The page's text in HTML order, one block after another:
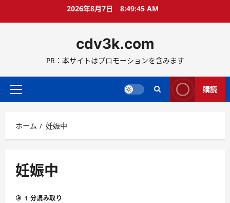
ス
ッ
2026年8月7日 8:49:46 AM
cdv3k.com
PR：本サイトはプロモーションを含みます
メ
メ
ニ
ー
購読
ホーム 妊娠中
妊娠中
1 分読み取り